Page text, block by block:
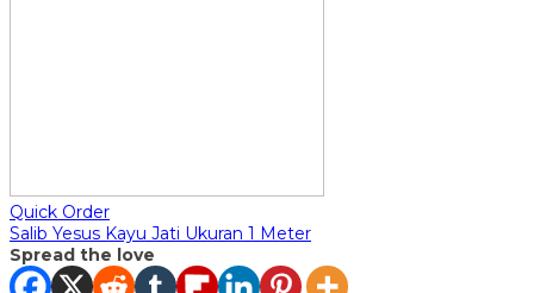
Quick Order
Salib Yesus Kayu Jati Ukuran 1 Meter
Spread the love